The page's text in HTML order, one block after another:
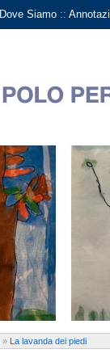
Dove Siamo ::
» La lavanda dei piedi